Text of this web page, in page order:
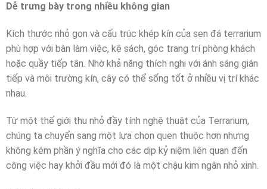
Dễ trưng bày trong nhiều không gian
Kích thước nhỏ gọn và cấu trúc khép kín của sen đá terrarium
phù hợp với bàn làm việc, kệ sách, góc trang trí phòng khách
hoặc quầy tiếp tân. Nhờ khả năng thích nghi với ánh sáng gián
tiếp và môi trường kín, cây có thể sống tốt ở nhiều vị trí khác
nhau.
Từ một thế giới thu nhỏ đầy tính nghệ thuật của Terrarium,
chúng ta chuyển sang một lựa chọn quen thuộc hơn nhưng
không kém phần ý nghĩa cho các dịp kỷ niệm liên quan đến
công việc hay khởi đầu mới đó là một chậu kim ngân nhỏ xinh.